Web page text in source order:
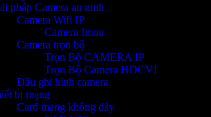
pháp Camera an ninh
Camera Wifi IP
Camera Imou
Camera trọn bộ
Trọn Bộ CAMERA IP
Trọn Bộ Camera HDCVI
Đầu ghi hình camera
bị mạng
Card mạng không dây